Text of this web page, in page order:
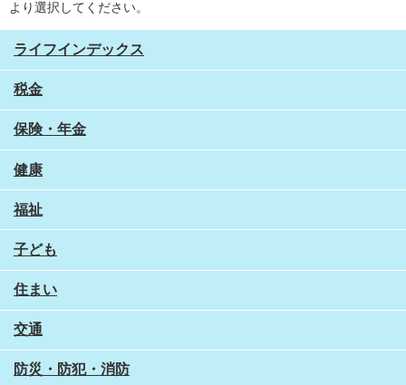
より選択してください。
ライフインデックス
税金
保険・年金
健康
福祉
子ども
住まい
交通
防災・防犯・消防